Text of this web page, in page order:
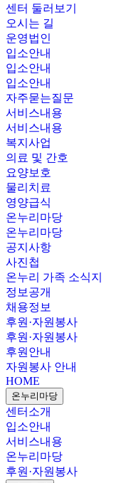
센터 둘러보기
오시는 길
운영법인
입소안내
입소안내
입소안내
자주묻는질문
서비스내용
서비스내용
복지사업
의료 및 간호
요양보호
물리치료
영양급식
온누리마당
온누리마당
공지사항
사진첩
온누리 가족 소식지
정보공개
채용정보
후원·자원봉사
후원·자원봉사
후원안내
자원봉사 안내
HOME
온누리마당
센터소개
입소안내
서비스내용
온누리마당
후원·자원봉사